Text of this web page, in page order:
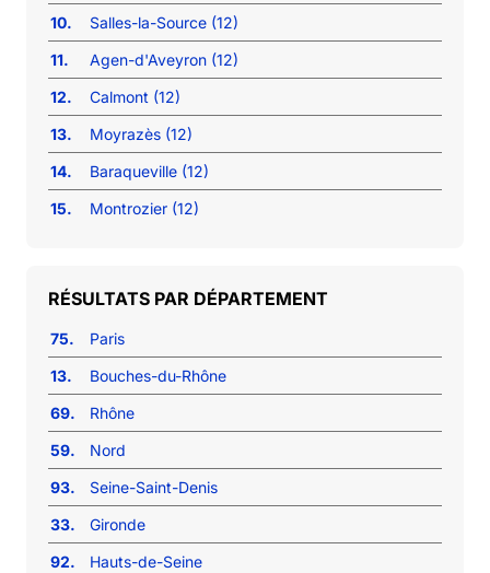
10.
Salles-la-Source (12)
11.
Agen-d'Aveyron (12)
12.
Calmont (12)
13.
Moyrazès (12)
14.
Baraqueville (12)
15.
Montrozier (12)
RÉSULTATS PAR DÉPARTEMENT
75.
Paris
13.
Bouches-du-Rhône
69.
Rhône
59.
Nord
93.
Seine-Saint-Denis
33.
Gironde
92.
Hauts-de-Seine